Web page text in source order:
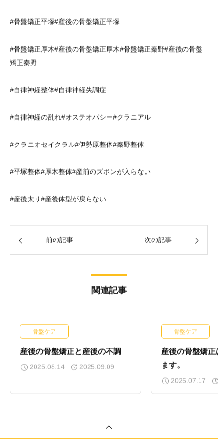
#骨盤矯正平塚#産後の骨盤矯正平塚
#骨盤矯正厚木#産後の骨盤矯正厚木#骨盤矯正秦野#産後の骨盤
矯正秦野
#自律神経整体#自律神経失調症
#自律神経の乱れ#オステオパシー#クラニアル
#クラニオセイクラル#伊勢原整体#秦野整体
#平塚整体#厚木整体#産前のズボンが入らない
#産後太り#産後体型が戻らない
前の記事 次の記事
関連記事
骨盤ケア
産後の骨盤矯正と産後の不調
2025.08.14 2025.09.09
骨盤ケア
産後の骨盤矯
ます。
2025.07.17